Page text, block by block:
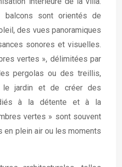
sont orientés de
des vues panoramiques
sonores et visuelles.
vertes », délimitées par
pergolas ou des treillis,
le jardin et de créer des
à la détente et à la
vertes » sont souvent
plein air ou les moments